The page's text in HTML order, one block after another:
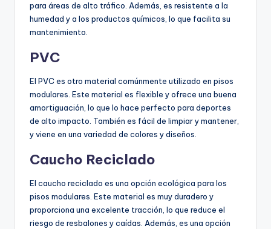
para áreas de alto tráfico. Además, es resistente a la
humedad y a los productos químicos, lo que facilita su
mantenimiento.
PVC
El PVC es otro material comúnmente utilizado en pisos
modulares. Este material es flexible y ofrece una buena
amortiguación, lo que lo hace perfecto para deportes
de alto impacto. También es fácil de limpiar y mantener,
y viene en una variedad de colores y diseños.
Caucho Reciclado
El caucho reciclado es una opción ecológica para los
pisos modulares. Este material es muy duradero y
proporciona una excelente tracción, lo que reduce el
riesgo de resbalones y caídas. Además, es una opción